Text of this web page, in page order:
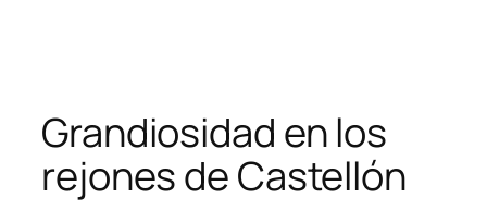
Grandiosidad en los
rejones de Castellón